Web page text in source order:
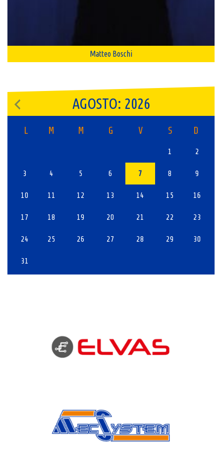
Matteo Boschi
AGOSTO: 2026
L M M G V S D
1 2
3 4 5 6 7 8 9
10 11 12 13 14 15 16
17 18 19 20 21 22 23
24 25 26 27 28 29 30
31